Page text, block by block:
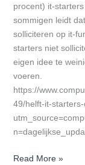
procent) it-
sommigen leidt
solliciteren op it-
starters niet
eigen idee te
voeren.
https://
49/helft-it-
Read More »